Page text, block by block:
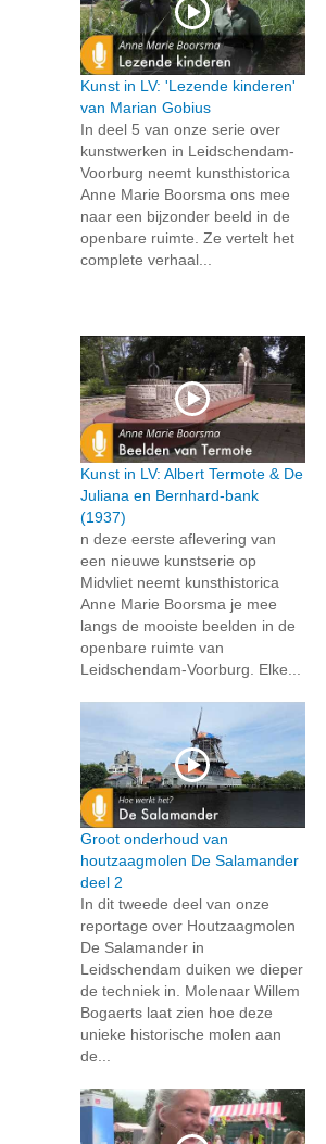
Kunst in LV: 'Lezende kinderen'
van Marian Gobius
In deel 5 van onze serie over
kunstwerken in Leidschendam-
Voorburg neemt kunsthistorica
Anne Marie Boorsma ons mee
naar een bijzonder beeld in de
openbare ruimte. Ze vertelt het
complete verhaal...
Kunst in LV: Albert Termote & De
Juliana en Bernhard-bank
(1937)
n deze eerste aflevering van
een nieuwe kunstserie op
Midvliet neemt kunsthistorica
Anne Marie Boorsma je mee
langs de mooiste beelden in de
openbare ruimte van
Leidschendam-Voorburg. Elke...
Groot onderhoud van
houtzaagmolen De Salamander
deel 2
In dit tweede deel van onze
reportage over Houtzaagmolen
De Salamander in
Leidschendam duiken we dieper
de techniek in. Molenaar Willem
Bogaerts laat zien hoe deze
unieke historische molen aan
de...